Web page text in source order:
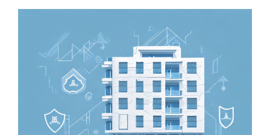
Berufsunfähigkeitsversicherung
Weitere Tarifvergleiche
Hilfe und Kontakt